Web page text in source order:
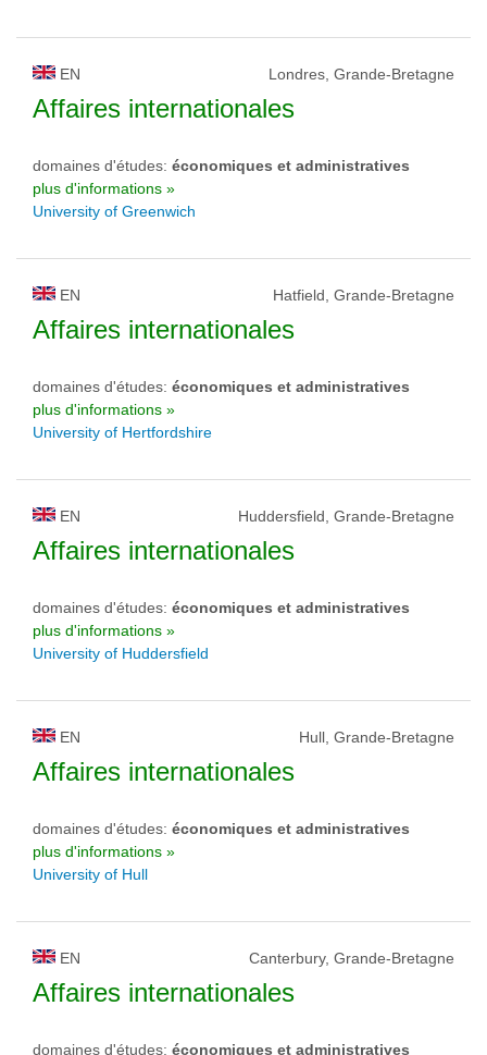
EN Londres, Grande-Bretagne
Affaires internationales
domaines d'études: économiques et administratives
plus d'informations »
University of Greenwich
EN Hatfield, Grande-Bretagne
Affaires internationales
domaines d'études: économiques et administratives
plus d'informations »
University of Hertfordshire
EN Huddersfield, Grande-Bretagne
Affaires internationales
domaines d'études: économiques et administratives
plus d'informations »
University of Huddersfield
EN Hull, Grande-Bretagne
Affaires internationales
domaines d'études: économiques et administratives
plus d'informations »
University of Hull
EN Canterbury, Grande-Bretagne
Affaires internationales
domaines d'études: économiques et administratives